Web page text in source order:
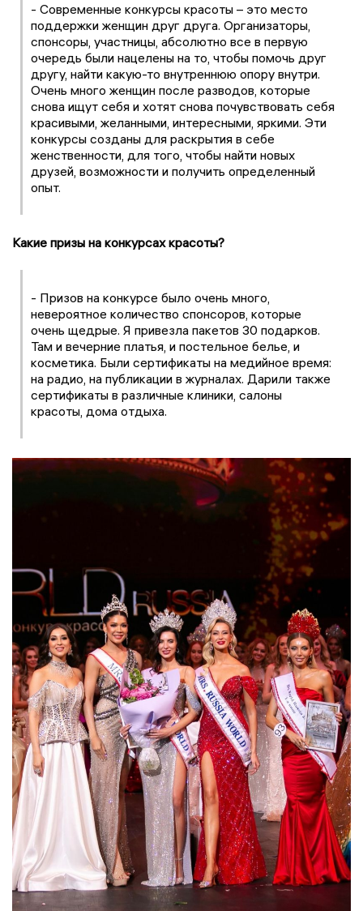
- Современные конкурсы красоты – это место
поддержки женщин друг друга. Организаторы,
спонсоры, участницы, абсолютно все в первую
очередь были нацелены на то, чтобы помочь друг
другу, найти какую-то внутреннюю опору внутри.
Очень много женщин после разводов, которые
снова ищут себя и хотят снова почувствовать себя
красивыми, желанными, интересными, яркими. Эти
конкурсы созданы для раскрытия в себе
женственности, для того, чтобы найти новых
друзей, возможности и получить определенный
опыт.
Какие призы на конкурсах красоты?
- Призов на конкурсе было очень много,
невероятное количество спонсоров, которые
очень щедрые. Я привезла пакетов 30 подарков.
Там и вечерние платья, и постельное белье, и
косметика. Были сертификаты на медийное время:
на радио, на публикации в журналах. Дарили также
сертификаты в различные клиники, салоны
красоты, дома отдыха.